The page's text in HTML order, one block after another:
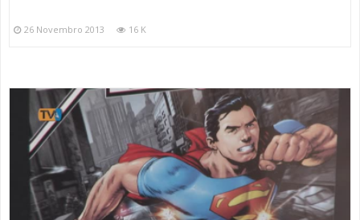
26 Novembro 2013 16 K